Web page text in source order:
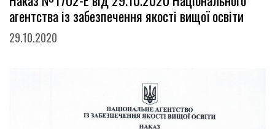
агентства із забезпечення якості вищої освіти
29.10.2020